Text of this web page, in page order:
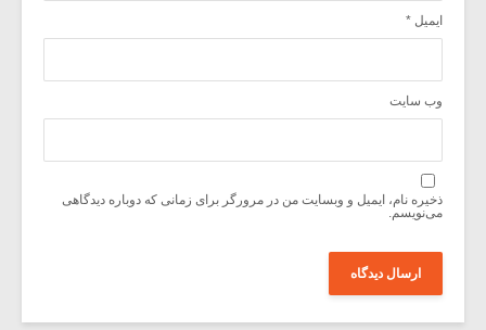
ایمیل*
وب‌ سایت
ذخیره نام، ایمیل و وبسایت من در مرورگر برای زمانی که دوباره دیدگاهی
می‌نویسم.